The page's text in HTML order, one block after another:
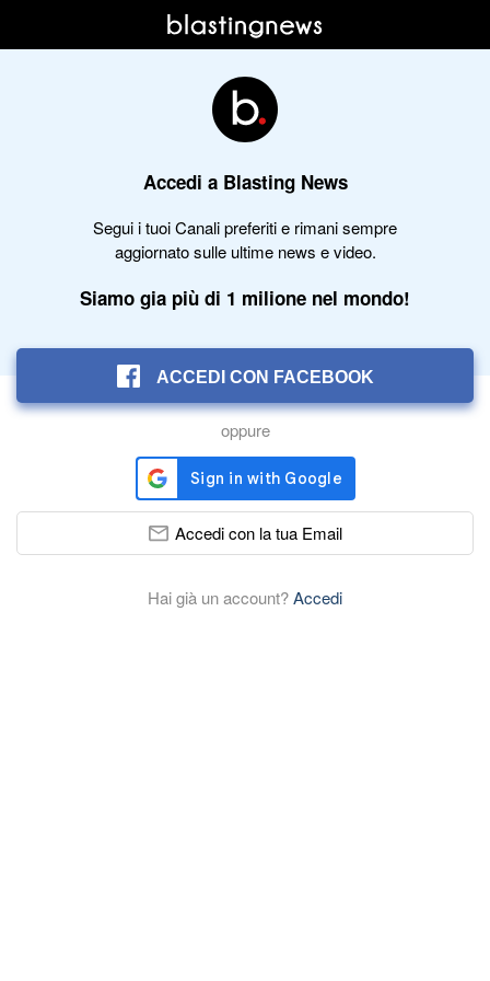
Accedi a Blasting News
Segui i tuoi Canali preferiti e rimani sempre
aggiornato sulle ultime news e video.
Siamo gia più di 1 milione nel mondo!
ACCEDI CON FACEBOOK
oppure
Accedi con la tua Email
Hai già un account?Accedi